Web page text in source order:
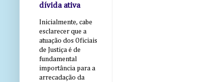
dívida ativa
Inicialmente, cabe
esclarecer que a
atuação dos Oficiais
de Justiça é de
fundamental
importância para a
arrecadação da